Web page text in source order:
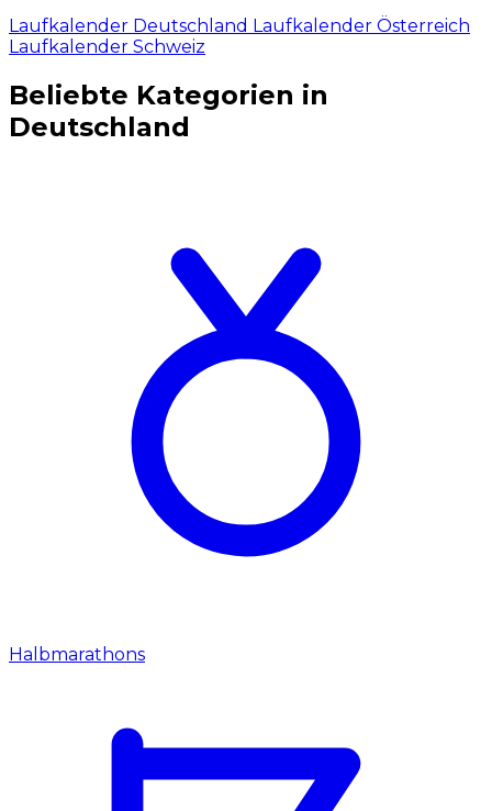
Laufkalender Deutschland Laufkalender Österreich
Laufkalender Schweiz
Beliebte Kategorien in
Deutschland
Halbmarathons